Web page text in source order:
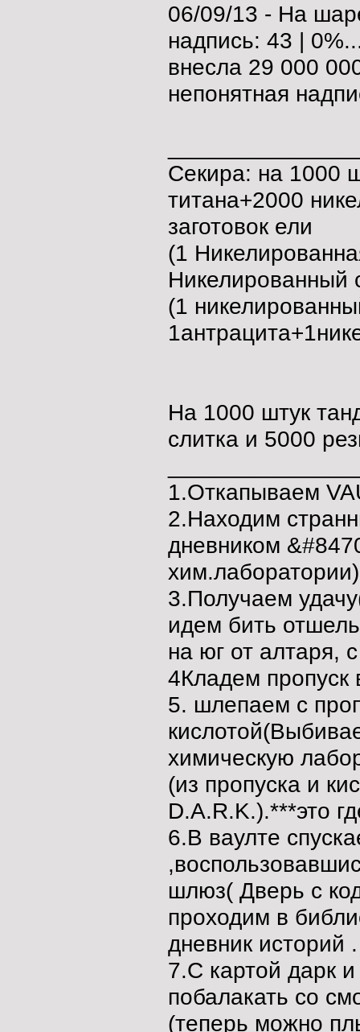
06/09/13 - На
надпись: 43 |
внесла 29 000
непонятная
Секира: на 1000
титана+2000
заготовок ели
(1
Никелированный
(1
На 1000 штук
слитка и 5000
1.Откапываем
2.Находим
дневником
3.Получаем
идем бить
на юг от алтаря,
4Кладем пропуск
5. шлепаем с
химическую
(из пропуска и
D.A.R.K.).***это
6.В ваулте
шлюз( Дверь с
проходим в
дневник историй .
7.С картой дарк
побалакать со
(теперь можно